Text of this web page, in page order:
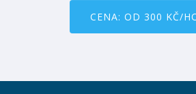
CENA: OD 300 KČ/